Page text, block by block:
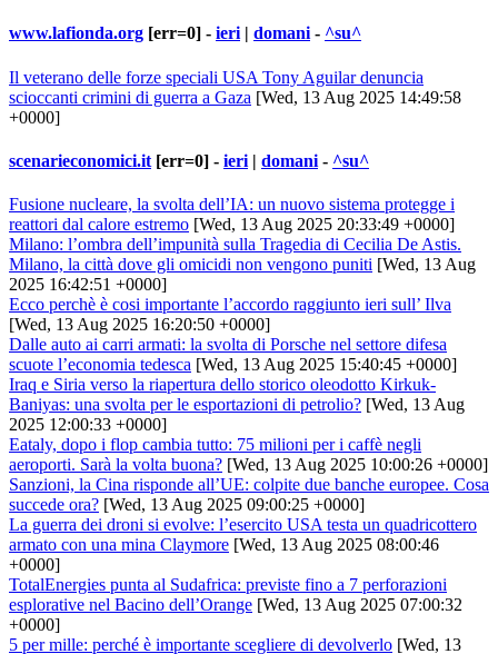
www.lafionda.org [err=0] - ieri | domani - ^su^
Il veterano delle forze speciali USA Tony Aguilar denuncia
scioccanti crimini di guerra a Gaza [Wed, 13 Aug 2025 14:49:58
+0000]
scenarieconomici.it [err=0] - ieri | domani - ^su^
Fusione nucleare, la svolta dell’IA: un nuovo sistema protegge i
reattori dal calore estremo [Wed, 13 Aug 2025 20:33:49 +0000]
Milano: l’ombra dell’impunità sulla Tragedia di Cecilia De Astis.
Milano, la città dove gli omicidi non vengono puniti [Wed, 13 Aug
2025 16:42:51 +0000]
Ecco perchè è cosi importante l’accordo raggiunto ieri sull’ Ilva
[Wed, 13 Aug 2025 16:20:50 +0000]
Dalle auto ai carri armati: la svolta di Porsche nel settore difesa
scuote l’economia tedesca [Wed, 13 Aug 2025 15:40:45 +0000]
Iraq e Siria verso la riapertura dello storico oleodotto Kirkuk-
Baniyas: una svolta per le esportazioni di petrolio? [Wed, 13 Aug
2025 12:00:33 +0000]
Eataly, dopo i flop cambia tutto: 75 milioni per i caffè negli
aeroporti. Sarà la volta buona? [Wed, 13 Aug 2025 10:00:26 +0000]
Sanzioni, la Cina risponde all’UE: colpite due banche europee. Cosa
succede ora? [Wed, 13 Aug 2025 09:00:25 +0000]
La guerra dei droni si evolve: l’esercito USA testa un quadricottero
armato con una mina Claymore [Wed, 13 Aug 2025 08:00:46
+0000]
TotalEnergies punta al Sudafrica: previste fino a 7 perforazioni
esplorative nel Bacino dell’Orange [Wed, 13 Aug 2025 07:00:32
+0000]
5 per mille: perché è importante scegliere di devolverlo [Wed, 13